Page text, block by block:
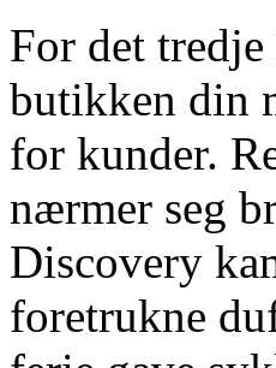
For det
butikken din
for kunder.
nærmer seg
Discovery
foretrukne